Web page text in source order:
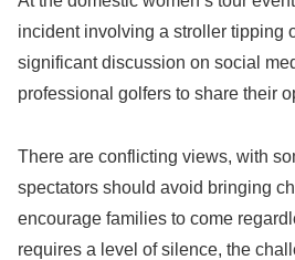
incident involving a stroller tipping
significant discussion on social
professional golfers to share their
There are conflicting views, with
spectators should avoid bringing
encourage families to come
requires a level of silence, the